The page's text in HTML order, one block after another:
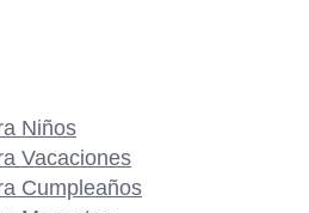
Niños
Vacaciones
Cumpleaños